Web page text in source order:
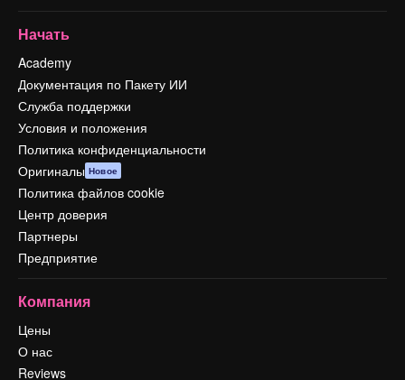
Начать
Academy
Документация по Пакету ИИ
Служба поддержки
Условия и положения
Политика конфиденциальности
Оригиналы Новое
Политика файлов cookie
Центр доверия
Партнеры
Предприятие
Компания
Цены
О нас
Reviews